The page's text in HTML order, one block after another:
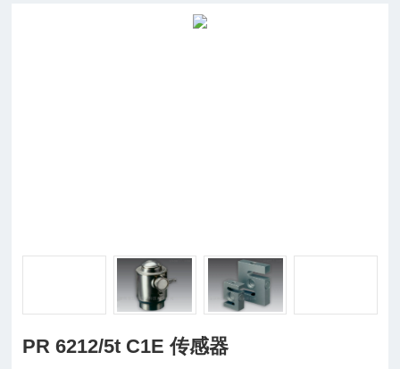
PR 6212/5t C1E 传感器